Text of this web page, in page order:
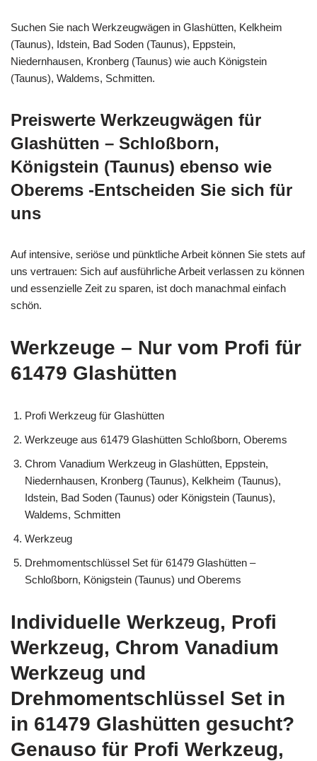
Suchen Sie nach Werkzeugwägen in Glashütten, Kelkheim
(Taunus), Idstein, Bad Soden (Taunus), Eppstein,
Niedernhausen, Kronberg (Taunus) wie auch Königstein
(Taunus), Waldems, Schmitten.
Preiswerte Werkzeugwägen für
Glashütten – Schloßborn,
Königstein (Taunus) ebenso wie
Oberems -Entscheiden Sie sich für
uns
Auf intensive, seriöse und pünktliche Arbeit können Sie stets auf
uns vertrauen: Sich auf ausführliche Arbeit verlassen zu können
und essenzielle Zeit zu sparen, ist doch manachmal einfach
schön.
Werkzeuge – Nur vom Profi für
61479 Glashütten
Profi Werkzeug für Glashütten
Werkzeuge aus 61479 Glashütten Schloßborn, Oberems
Chrom Vanadium Werkzeug in Glashütten, Eppstein,
Niedernhausen, Kronberg (Taunus), Kelkheim (Taunus),
Idstein, Bad Soden (Taunus) oder Königstein (Taunus),
Waldems, Schmitten
Werkzeug
Drehmomentschlüssel Set für 61479 Glashütten –
Schloßborn, Königstein (Taunus) und Oberems
Individuelle Werkzeug, Profi
Werkzeug, Chrom Vanadium
Werkzeug und
Drehmomentschlüssel Set in
in 61479 Glashütten gesucht?
Genauso für Profi Werkzeug,